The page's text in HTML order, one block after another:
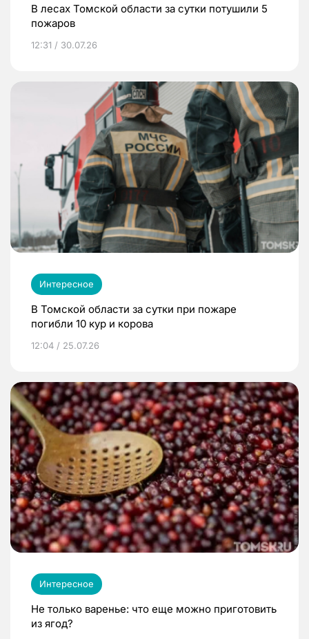
В лесах Томской области за сутки потушили 5
пожаров
12:31 / 30.07.26
Интересное
В Томской области за сутки при пожаре
погибли 10 кур и корова
12:04 / 25.07.26
Интересное
Не только варенье: что еще можно приготовить
из ягод?